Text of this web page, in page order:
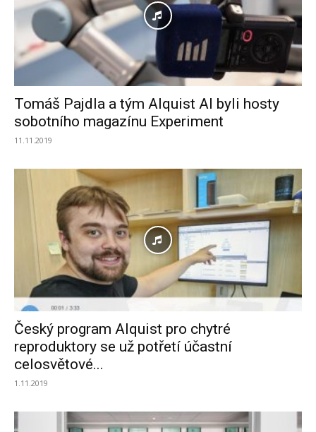
Tomáš Pajdla a tým Alquist AI byli hosty
sobotního magazínu Experiment
11.11.2019
Český program Alquist pro chytré
reproduktory se už potřetí účastní
celosvětové...
1.11.2019